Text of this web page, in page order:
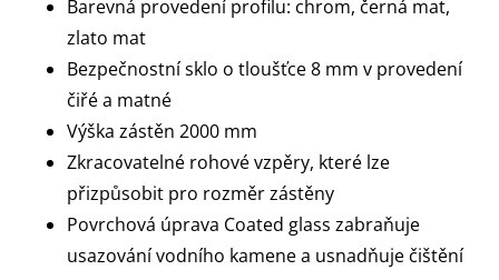
Barevná provedení profilu: chrom, černá mat,
zlato mat
Bezpečnostní sklo o tloušťce 8 mm v provedení
čiřé a matné
Výška zástěn 2000 mm
Zkracovatelné rohové vzpěry, které lze
přizpůsobit pro rozměr zástěny
Povrchová úprava Coated glass zabraňuje
usazování vodního kamene a usnadňuje čištění